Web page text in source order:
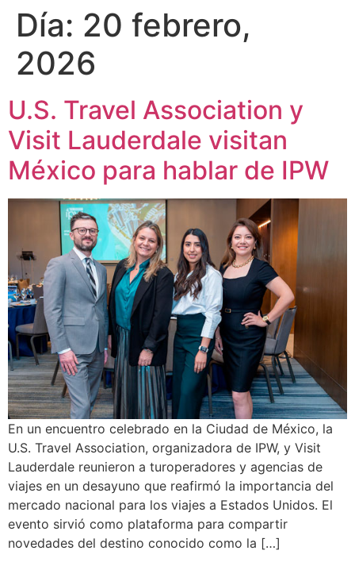
Día: 20 febrero,
2026
U.S. Travel Association y
Visit Lauderdale visitan
México para hablar de IPW
En un encuentro celebrado en la Ciudad de México, la
U.S. Travel Association, organizadora de IPW, y Visit
Lauderdale reunieron a turoperadores y agencias de
viajes en un desayuno que reafirmó la importancia del
mercado nacional para los viajes a Estados Unidos. El
evento sirvió como plataforma para compartir
novedades del destino conocido como la […]